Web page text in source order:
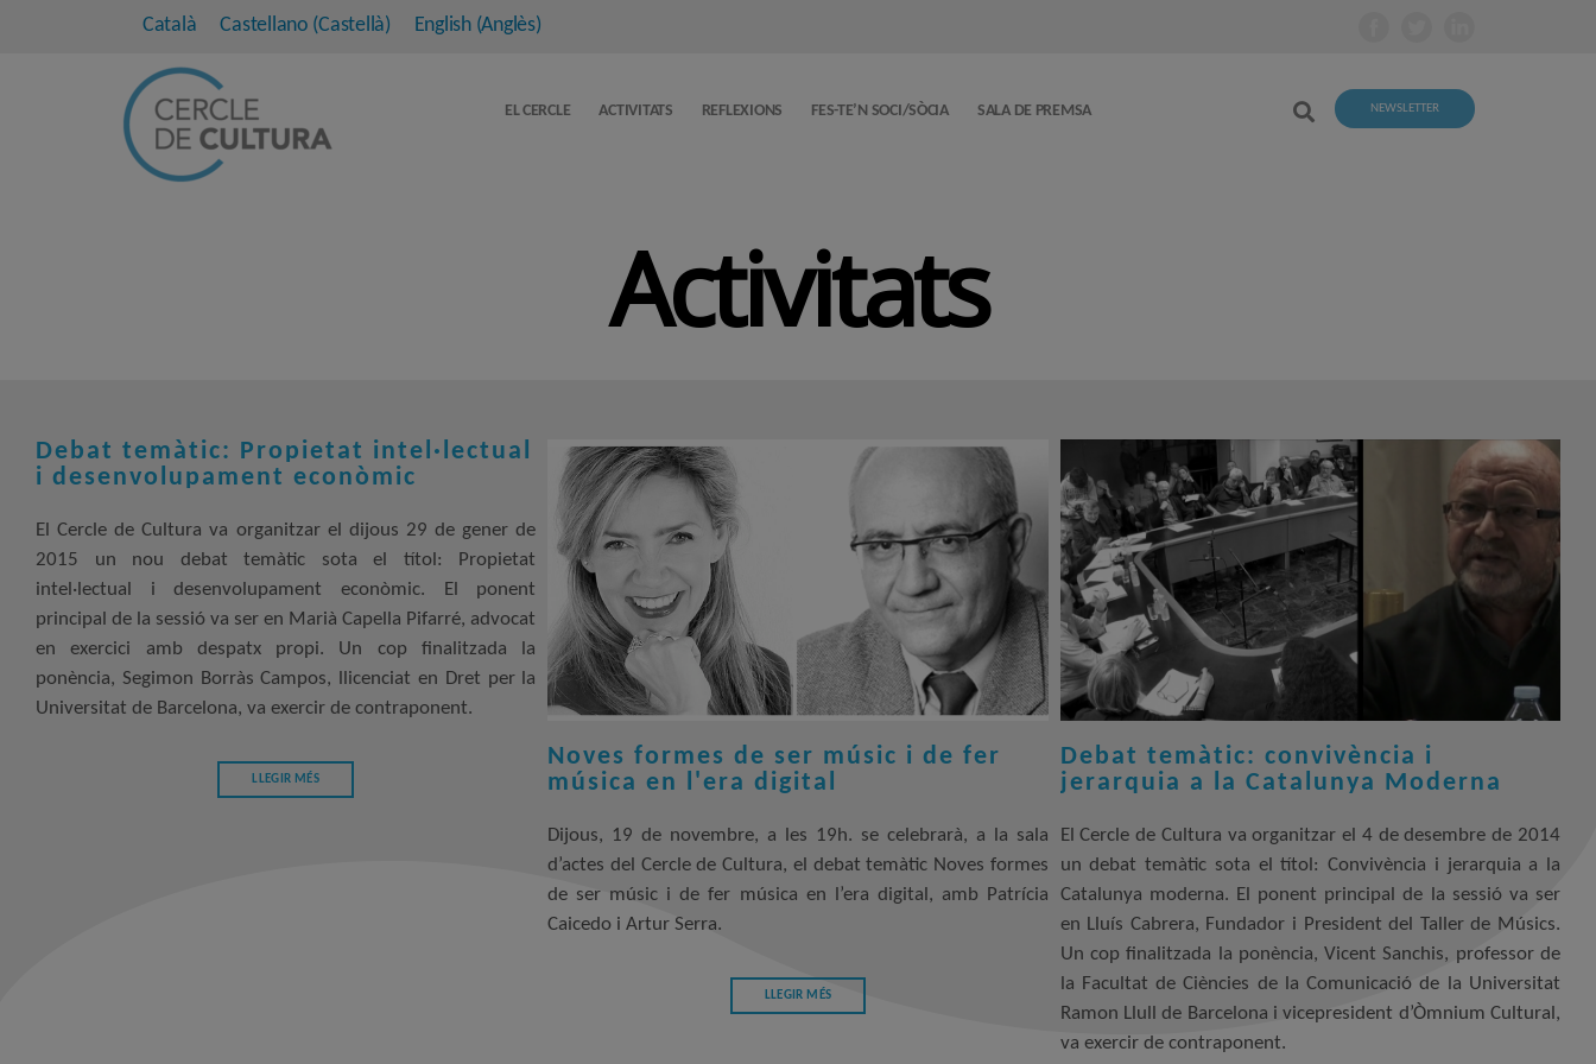
Català Castellano (Castellà) English(Anglès)
EL CERCLE ACTIVITATS REFLEXIONS FES-TE’N SOCI/SÒCIA SALA DE PREMSA NEWSLETTER
Activitats
Debat temàtic: Propietat intel·lectual
i desenvolupament econòmic
El Cercle de Cultura va organitzar el dijous 29 de gener de
2015 un nou debat temàtic sota el títol: Propietat
intel·lectual i desenvolupament econòmic. El ponent
principal de la sessió va ser en Marià Capella Pifarré, advocat
en exercici amb despatx propi. Un cop finalitzada la
ponència, Segimon Borràs Campos, llicenciat en Dret per la
Universitat de Barcelona, va exercir de contraponent.
LLEGIR MÉS
Noves formes de ser músic i de fer
música en l'era digital
Dijous, 19 de novembre, a les 19h. se celebrarà, a la sala
d’actes del Cercle de Cultura, el debat temàtic Noves formes
de ser músic i de fer música en l’era digital, amb Patrícia
Caicedo i Artur Serra.
LLEGIR MÉS
Debat temàtic: convivència i
jerarquia a la Catalunya Moderna
El Cercle de Cultura va organitzar el 4 de desembre de 2014
un debat temàtic sota el títol: Convivència i jerarquia a la
Catalunya moderna. El ponent principal de la sessió va ser
en Lluís Cabrera, Fundador i President del Taller de Músics.
Un cop finalitzada la ponència, Vicent Sanchis, professor de
la Facultat de Ciències de la Comunicació de la Universitat
Ramon Llull de Barcelona i vicepresident d’Òmnium Cultural,
va exercir de contraponent.